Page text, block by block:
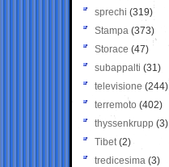
sprechi (319)
Stampa (373)
Storace (47)
subappalti (31)
televisione(244)
terremoto (402)
thyssenkrupp (3)
Tibet(2)
tredicesima (3)